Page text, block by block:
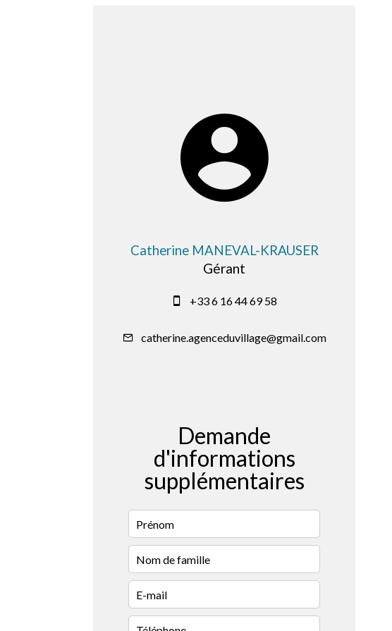
Catherine MANEVAL-KRAUSER
Gérant
+33 6 16 44 69 58
catherine.agenceduvillage@gmail.com
Demande
d'informations
supplémentaires